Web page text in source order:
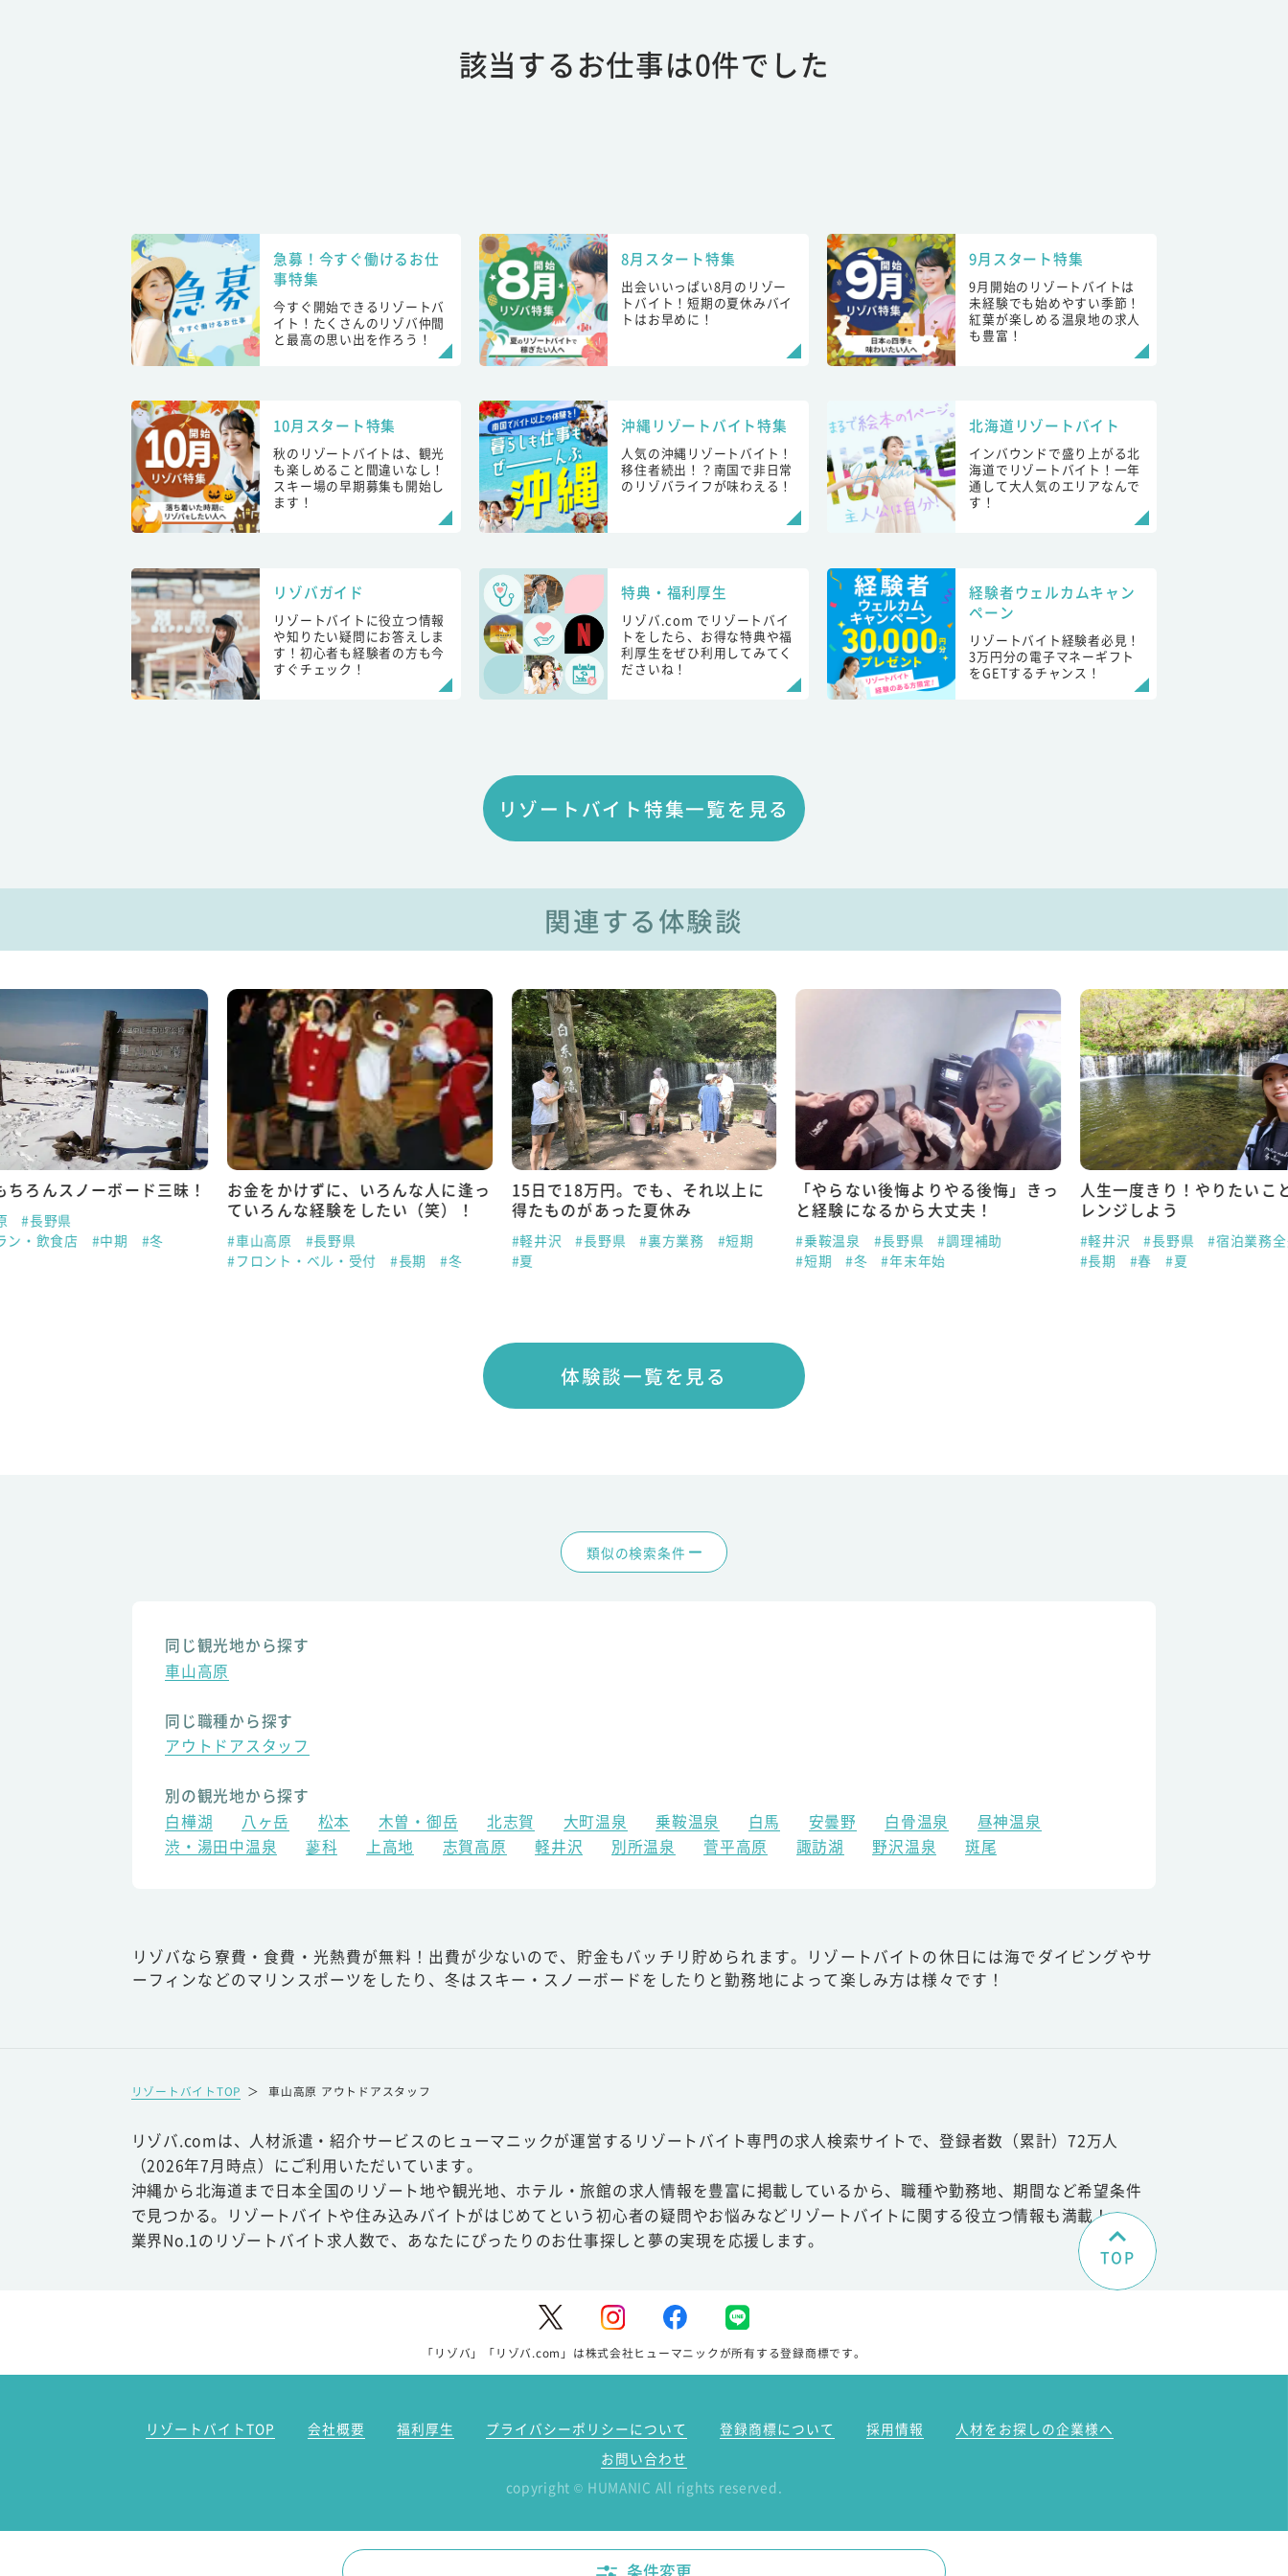
該当するお仕事は0件でした
急募！今すぐ働けるお仕
事特集
今すぐ開始できるリゾートバ
イト！たくさんのリゾバ仲間
と最高の思い出を作ろう！
8月スタート特集
出会いいっぱい8月のリゾー
トバイト！短期の夏休みバイ
トはお早めに！
9月スタート特集
9月開始のリゾートバイトは
未経験でも始めやすい季節！
紅葉が楽しめる温泉地の求人
も豊富！
10月スタート特集
秋のリゾートバイトは、観光
も楽しめること間違いなし！
スキー場の早期募集も開始し
ます！
沖縄リゾートバイト特集
人気の沖縄リゾートバイト！
移住者続出！？南国で非日常
のリゾバライフが味わえる！
北海道リゾートバイト
インバウンドで盛り上がる北
海道でリゾートバイト！一年
通して大人気のエリアなんで
す！
リゾバガイド
リゾートバイトに役立つ情報
や知りたい疑問にお答えしま
す！初心者も経験者の方も今
すぐチェック！
特典・福利厚生
リゾバ.com でリゾートバイ
トをしたら、お得な特典や福
利厚生をぜひ利用してみてく
ださいね！
経験者ウェルカムキャン
ペーン
リゾートバイト経験者必見！
3万円分の電子マネーギフト
をGETするチャンス！
リゾートバイト特集一覧を見る
関連する体験談
ちろんスノーボード三昧！
#長野県
ン・飲食店
#中期 #冬
お金をかけずに、いろんな人に逢っ
ていろんな経験をしたい（笑）！
#車山高原
#長野県
#フロント・ベル・受付
#長期 #冬
15日で18万円。でも、それ以上に
得たものがあった夏休み
#軽井沢 #長野県 #裏方業務
#短期
#夏
「やらない後悔よりやる後悔」きっ
と経験になるから大丈夫！
#乗鞍温泉 #長野県
#調理補助
#短期
#冬 #年末年始
人生一度きり！やりたいこ
レンジしよう
#軽井沢 #長野県
#宿泊業務
#長期
#春 #夏
体験談一覧を見る
類似の検索条件
同じ観光地から探す
車山高原
同じ職種から探す
アウトドアスタッフ
別の観光地から探す
白樺湖
八ヶ岳 松本 木曽・御岳 北志賀 大町温泉 乗鞍温泉 白馬 安曇野 白骨温泉
昼神温泉
渋・湯田中温泉
蓼科 上高地 志賀高原 軽井沢 別所温泉 菅平高原 諏訪湖 野沢温泉 斑尾
リゾバなら寮費・食費・光熱費が無料！出費が少ないので、貯金もバッチリ貯められます。リゾートバイトの休日には海でダイビングやサ
ーフィンなどのマリンスポーツをしたり、冬はスキー・スノーボードをしたりと勤務地によって楽しみ方は様々です！
リゾートバイトTOP ＞ 車山高原 アウトドアスタッフ
リゾバ.comは、人材派遣・紹介サービスのヒューマニックが運営するリゾートバイト専門の求人検索サイトで、登録者数（累計）72万人
（2026年7月時点）にご利用いただいています。
沖縄から北海道まで日本全国のリゾート地や観光地、ホテル・旅館の求人情報を豊富に掲載しているから、職種や勤務地、期間など希望条件
で見つかる。リゾートバイトや住み込みバイトがはじめてという初心者の疑問やお悩みなどリゾートバイトに関する役立つ情報も満載！
業界No.1のリゾートバイト求人数で、あなたにぴったりのお仕事探しと夢の実現を応援します。
TOP
「リゾバ」「リゾバ.com」は株式会社ヒューマニックが所有する登録商標です。
リゾートバイトTOP 会社概要 福利厚生 プライバシーポリシーについて 登録商標について 採用情報
人材をお探しの企業様へ
お問い合わせ
copyright © HUMANIC All rights reserved.
条件変更